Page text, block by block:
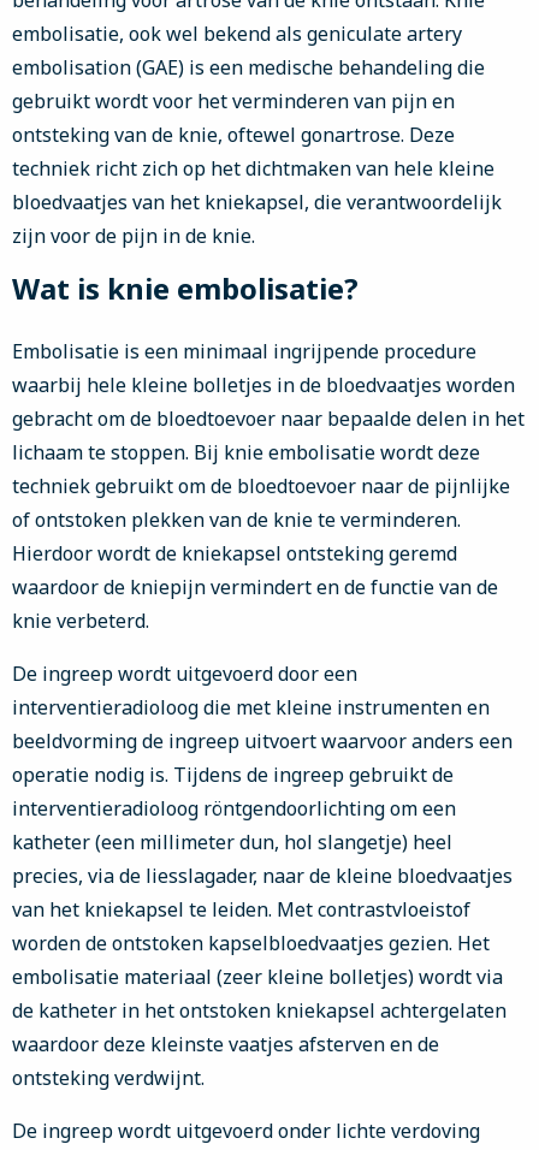
embolisatie, ook wel bekend als geniculate artery
embolisation (GAE) is een medische behandeling die
gebruikt wordt voor het verminderen van pijn en
ontsteking van de knie, oftewel gonartrose. Deze
techniek richt zich op het dichtmaken van hele kleine
bloedvaatjes van het kniekapsel, die verantwoordelijk
zijn voor de pijn in de knie.
Wat is knie embolisatie?
Embolisatie is een minimaal ingrijpende procedure
waarbij hele kleine bolletjes in de bloedvaatjes worden
gebracht om de bloedtoevoer naar bepaalde delen in het
lichaam te stoppen. Bij knie embolisatie wordt deze
techniek gebruikt om de bloedtoevoer naar de pijnlijke
of ontstoken plekken van de knie te verminderen.
Hierdoor wordt de kniekapsel ontsteking geremd
waardoor de kniepijn vermindert en de functie van de
knie verbeterd.
De ingreep wordt uitgevoerd door een
interventieradioloog die met kleine instrumenten en
beeldvorming de ingreep uitvoert waarvoor anders een
operatie nodig is. Tijdens de ingreep gebruikt de
interventieradioloog röntgendoorlichting om een
katheter (een millimeter dun, hol slangetje) heel
precies, via de liesslagader, naar de kleine bloedvaatjes
van het kniekapsel te leiden. Met contrastvloeistof
worden de ontstoken kapselbloedvaatjes gezien. Het
embolisatie materiaal (zeer kleine bolletjes) wordt via
de katheter in het ontstoken kniekapsel achtergelaten
waardoor deze kleinste vaatjes afsterven en de
ontsteking verdwijnt.
De ingreep wordt uitgevoerd onder lichte verdoving